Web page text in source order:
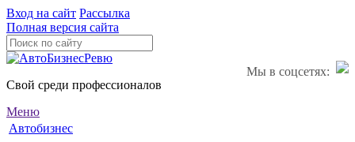
Вход на сайт Рассылка
Полная версия сайта
Мы в соцсетях:
Свой среди профессионалов
Меню
Автобизнес